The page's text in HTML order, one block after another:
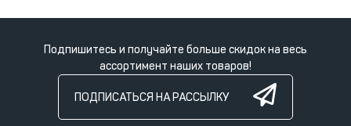
Подпишитесь и получайте больше скидок на весь
ассортимент наших товаров!
ПОДПИСАТЬСЯ НА РАССЫЛКУ